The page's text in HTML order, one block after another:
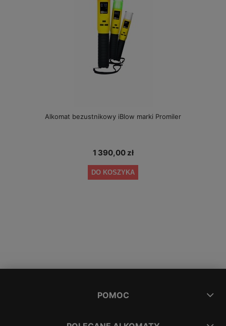
Alkomat bezustnikowy iBlow marki Promiler
1 390,00 zł
DO KOSZYKA
POMOC